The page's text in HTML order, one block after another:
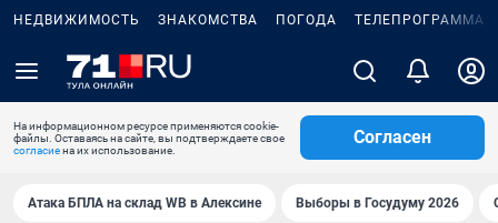
НЕДВИЖИМОСТЬ ЗНАКОМСТВА ПОГОДА ТЕЛЕПРОГРАММА
На информационном ресурсе применяются cookie-
файлы. Оставаясь на сайте, вы подтверждаете свое
согласиена их использование.
Согласен
Атака БПЛА на склад WB в Алексине Выборы в Госудуму 2026